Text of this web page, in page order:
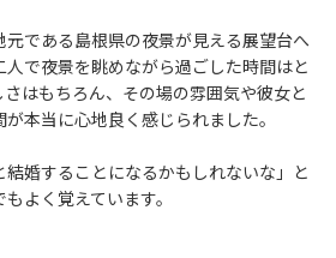
元である島根県の夜景が見える展望台へ
で夜景を眺めながら過ごした時間はと
はもちろん、その場の雰囲気や彼女と
本当に心地良く感じられました。
婚することになるかもしれないな」と
よく覚えています。